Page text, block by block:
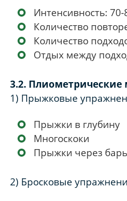
Интенсивность:
Количество
Количество
Отдых между
3.2. Плиометрические
1) Прыжковые
Прыжки в глубину
Многоскоки
Прыжки через
2) Бросковые